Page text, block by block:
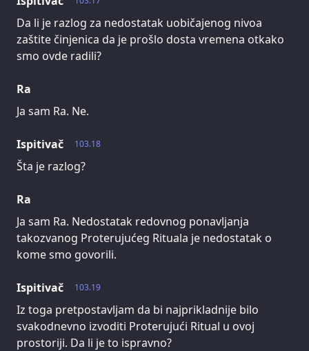
Da li je razlog za nedostatak uobičajenog nivoa
zaštite činjenica da je prošlo dosta vremena otkako
smo ovde radili?
Ra
Ja sam Ra. Ne.
103.18
Ispitivač
Šta je razlog?
Ra
Ja sam Ra. Nedostatak redovnog ponavljanja
takozvanog Proterujućeg Rituala je nedostatak o
kome smo govorili.
103.19
Ispitivač
Iz toga pretpostavljam da bi najprikladnije bilo
svakodnevno izvoditi Proterujući Ritual u ovoj
prostoriji. Da li je to ispravno?